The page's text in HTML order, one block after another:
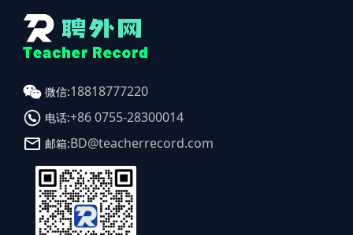
微信:18818777220
电话:+86 0755-28300014
邮箱:BD@teacherrecord.com